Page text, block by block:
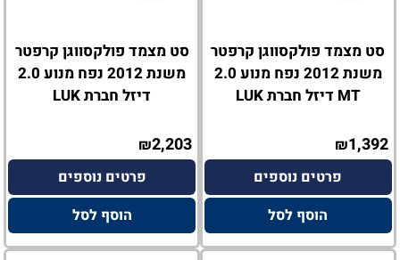
סט מצמד פולקסווגן קרפטר
משנת 2012 נפח מנוע 2.0
MT דיזל חברת LUK
₪1,392
פרטים נוספים
הוסף לסל
סט מצמד פולקסווגן קרפטר
משנת 2012 נפח מנוע 2.0
דיזל חברת LUK
₪2,203
פרטים נוספים
הוסף לסל